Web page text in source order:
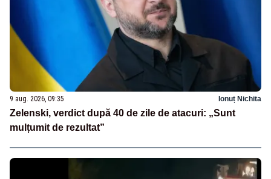
9 aug. 2026, 09:35 Ionuț Nichita
Zelenski, verdict după 40 de zile de atacuri: „Sunt
mulțumit de rezultat”